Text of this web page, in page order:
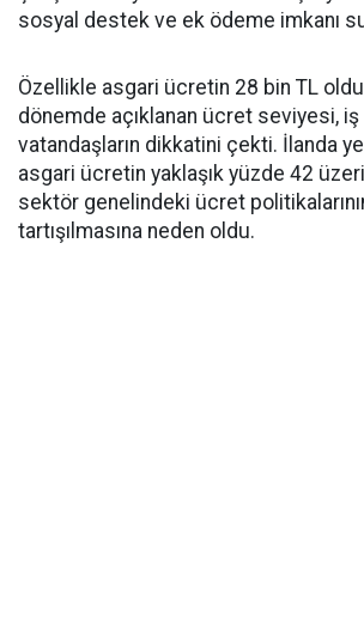
sosyal destek ve ek ödeme imkanı
Özellikle asgari ücretin 28 bin TL
dönemde açıklanan ücret seviyesi, iş
vatandaşların dikkatini çekti. İlanda
asgari ücretin yaklaşık yüzde 42
sektör genelindeki ücret
tartışılmasına neden oldu.